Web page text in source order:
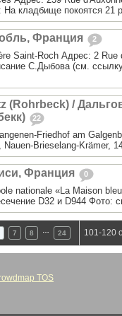
кладбище покоятся 21
Франция 2
Saint-Roch Адрес: 2 Rue
С.Дыбова (см.
(Rohrbeck) /
22
Friedhof am
Brieselang-Krämer,
Франция 0
nationale «La Maison
D32 и D944 Фото:
7 8 24 101-120
TOS